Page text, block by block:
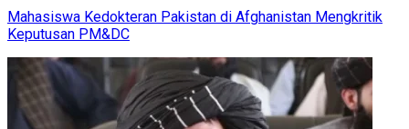
Mahasiswa Kedokteran Pakistan di Afghanistan Mengkritik
Keputusan PM&DC